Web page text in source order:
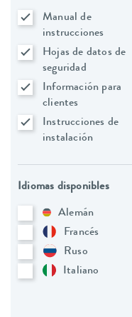
Manual de
instrucciones
Hojas de datos de
seguridad
Información para
clientes
Instrucciones de
instalación
Idiomas disponibles
Alemán
Francés
Ruso
Italiano